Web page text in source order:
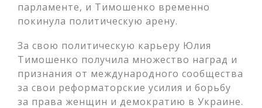
парламенте, и Тимошенко временно
покинула политическую арену.
За свою политическую карьеру Юлия
Тимошенко получила множество наград и
признания от международного сообщества
за свои реформаторские усилия и борьбу
за права женщин и демократию в Украине.